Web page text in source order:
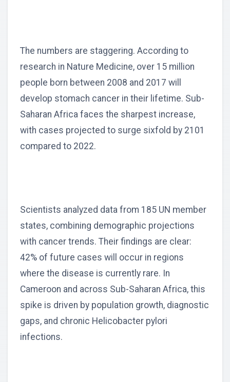
The numbers are staggering. According to
research in Nature Medicine, over 15 million
people born between 2008 and 2017 will
develop stomach cancer in their lifetime. Sub-
Saharan Africa faces the sharpest increase,
with cases projected to surge sixfold by 2101
compared to 2022.
Scientists analyzed data from 185 UN member
states, combining demographic projections
with cancer trends. Their findings are clear:
42% of future cases will occur in regions
where the disease is currently rare. In
Cameroon and across Sub-Saharan Africa, this
spike is driven by population growth, diagnostic
gaps, and chronic Helicobacter pylori
infections.